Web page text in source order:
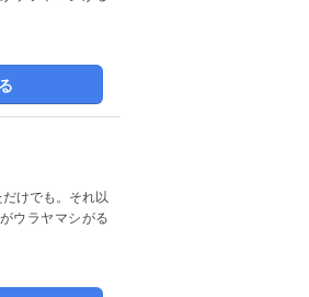
ウラヤマシがる